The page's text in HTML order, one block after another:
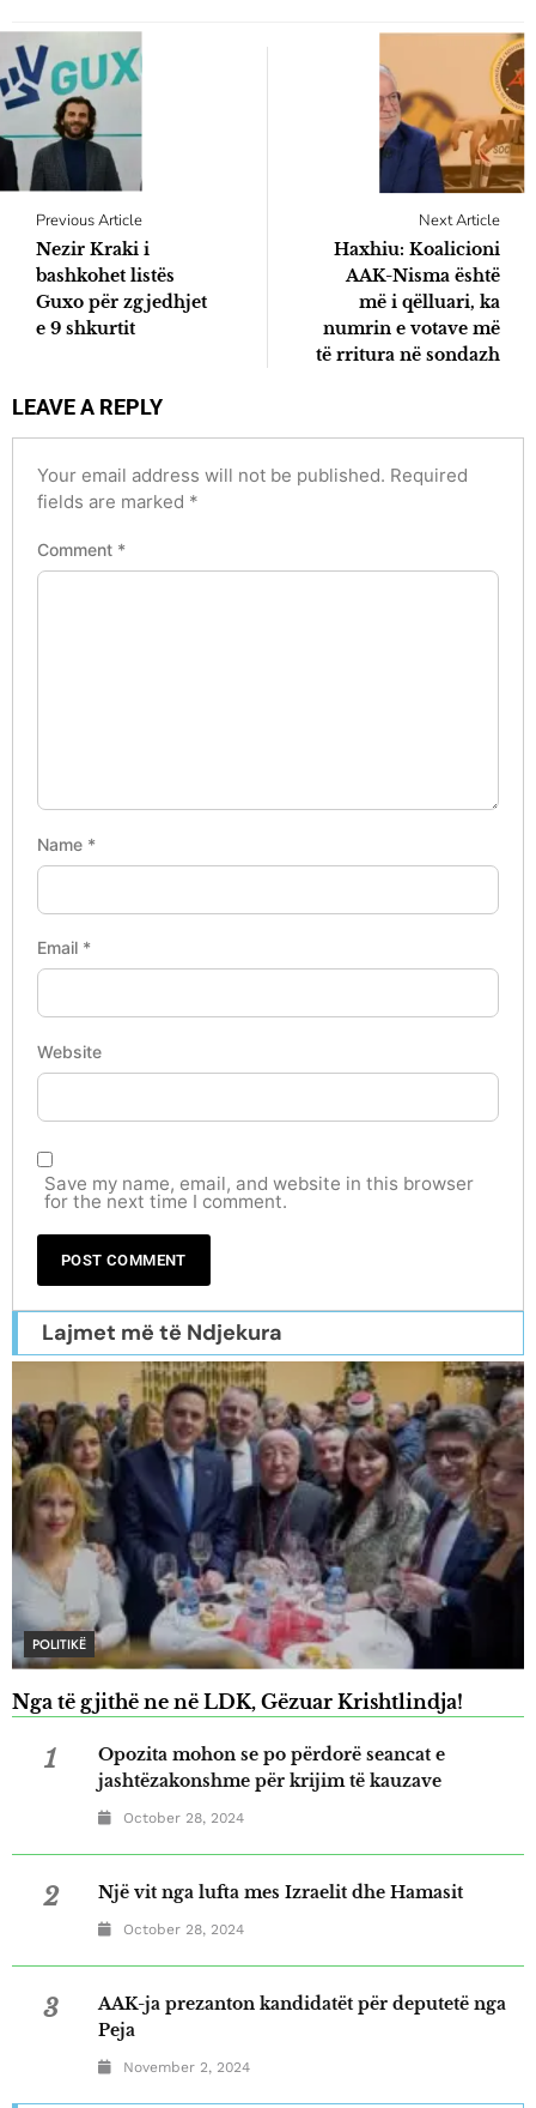
Previous Article
Nezir Kraki i
bashkohet listës
Guxo për zgjedhjet
e 9 shkurtit
Next Article
Haxhiu: Koalicioni
AAK-Nisma është
më i qëlluari, ka
numrin e votave më
të rritura në sondazh
LEAVE A REPLY
Your email address will not be published. Required
fields are marked *
Comment *
Name *
Email *
Website
Save my name, email, and website in this browser
for the next time I comment.
Lajmet më të Ndjekura
POLITIKË
Nga të gjithë ne në LDK, Gëzuar Krishtlindja!
1
Opozita mohon se po përdorë seancat e
jashtëzakonshme për krijim të kauzave
October 28, 2024
2 Një vit nga lufta mes Izraelit dhe Hamasit
October 28, 2024
3
AAK-ja prezanton kandidatët për deputetë nga
Peja
November 2, 2024